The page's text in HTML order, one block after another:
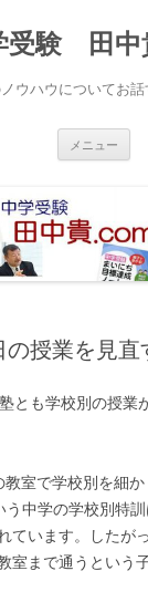
受験 田中
ウハウについてお話
メニュー
ス
キ
ッ
プ
授業を見直
とも学校別の授業
室で学校別を細
中学の学校別特
ています。したが
室まで通うという